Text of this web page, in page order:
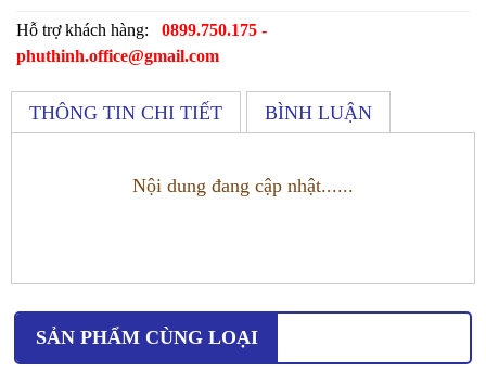
Hỗ trợ khách hàng: 0899.750.175 -
phuthinh.office@gmail.com
THÔNG TIN CHI TIẾT BÌNH LUẬN
Nội dung đang cập nhật......
SẢN PHẨM CÙNG LOẠI